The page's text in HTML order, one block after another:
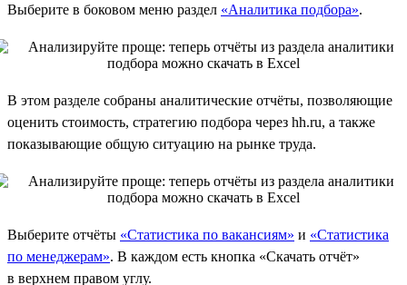
Выберите в боковом меню раздел «Аналитика подбора».
В этом разделе собраны аналитические отчёты, позволяющие
оценить стоимость, стратегию подбора через hh.ru, а также
показывающие общую ситуацию на рынке труда.
Выберите отчёты «Статистика по вакансиям» и «Статистика
по менеджерам». В каждом есть кнопка «Скачать отчёт»
в верхнем правом углу.